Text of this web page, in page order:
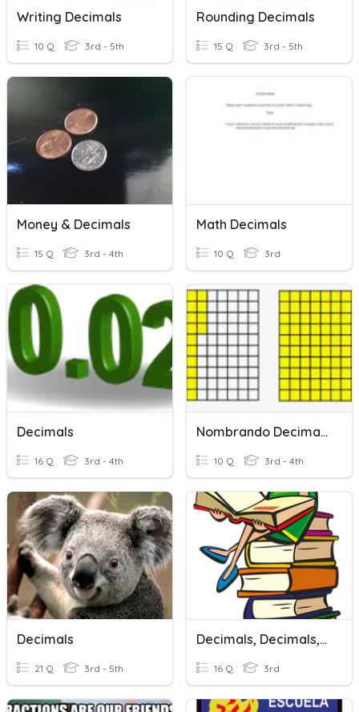
Writing Decimals
10 Q 3rd - 5th
Rounding Decimals
15 Q 3rd - 5th
Money & Decimals
15 Q 3rd - 4th
Math Decimals
10 Q 3rd
Decimals
16 Q 3rd - 4th
Nombrando Decimales
10 Q 3rd - 4th
Decimals
21 Q 3rd - 5th
Decimals, Decimals, And More Decimals!
16 Q 3rd